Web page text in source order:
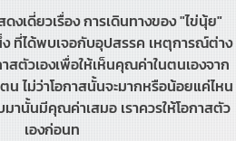
งเดี่ยวเรื่อง การเดินทางของ "ไข่นุ้ย"
ง ที่ได้พบเจอกับอุปสรรค เหตุการณ์ต่าง
สตัวเองเพื่อให้เห็นคุณค่าในตนเองจาก
ไม่ว่าโอกาสนั้นจะมากหรือน้อยแค่ไหน
านั้นมีคุณค่าเสมอ เราควรให้โอกาสตัว
เองก่อนท